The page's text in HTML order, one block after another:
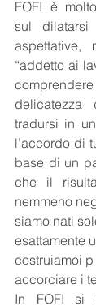
FOFI è
sul
aspettative,
“addetto ai
tradursi in
l’accordo di
base di un
che il
nemmeno
siamo nati
esattamente
costruiamoi
accorciare i
In FOFI si